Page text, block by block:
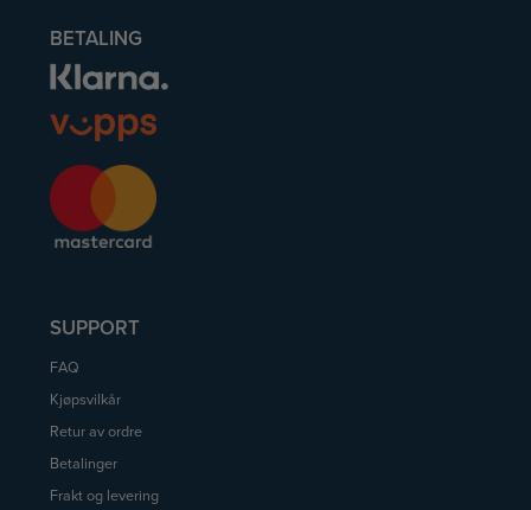
BETALING
SUPPORT
FAQ
Kjøpsvilkår
Retur av ordre
Betalinger
Frakt og levering